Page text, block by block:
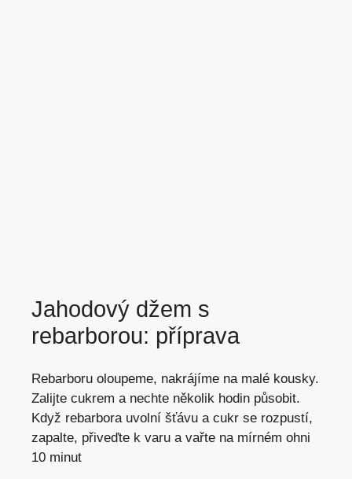
Jahodový džem s
rebarborou: příprava
Rebarboru oloupeme, nakrájíme na malé kousky.
Zalijte cukrem a nechte několik hodin působit.
Když rebarbora uvolní šťávu a cukr se rozpustí,
zapalte, přiveďte k varu a vařte na mírném ohni
10 minut